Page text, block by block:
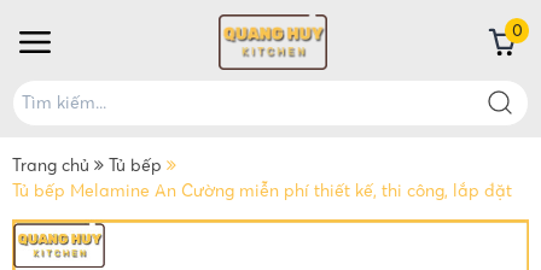
0
Trang chủ
Tủ bếp
Tủ bếp Melamine An Cường miễn phí thiết kế, thi công, lắp đặt